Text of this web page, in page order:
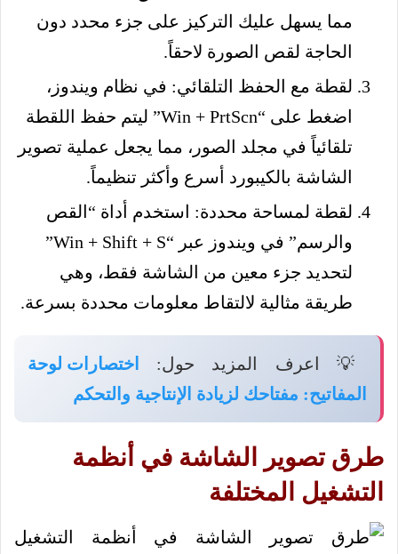
مما يسهل عليك التركيز على جزء محدد دون
الحاجة لقص الصورة لاحقاً.
لقطة مع الحفظ التلقائي: في نظام ويندوز،
اضغط على “Win + PrtScn” ليتم حفظ اللقطة
تلقائياً في مجلد الصور، مما يجعل عملية تصوير
الشاشة بالكيبورد أسرع وأكثر تنظيماً.
لقطة لمساحة محددة: استخدم أداة “القص
والرسم” في ويندوز عبر “Win + Shift + S”
لتحديد جزء معين من الشاشة فقط، وهي
طريقة مثالية لالتقاط معلومات محددة بسرعة.
💡 اعرف المزيد حول:
اختصارات لوحة
المفاتيح: مفتاحك لزيادة الإنتاجية والتحكم
طرق تصوير الشاشة في أنظمة
التشغيل المختلفة